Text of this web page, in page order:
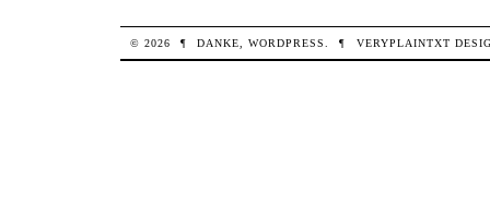
© 2026 ¶ DANKE,WORDPRESS ¶ VERYPLAINTXT